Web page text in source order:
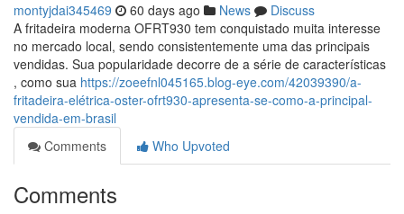
montyjdai345469 60 days ago News
Discuss
A fritadeira moderna OFRT930 tem conquistado muita interesse
no mercado local, sendo consistentemente uma das principais
vendidas. Sua popularidade decorre de a série de características
, como sua https://zoeefnl045165.blog-eye.com/42039390/a-
fritadeira-elétrica-oster-ofrt930-apresenta-se-como-a-principal-
vendida-em-brasil
Comments
Who Upvoted
Comments